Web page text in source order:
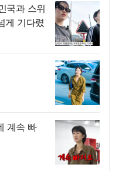
국과 스위
게 기다렸
계속 빠